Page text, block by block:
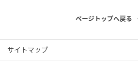
ページトップへ戻る
サイトマップ